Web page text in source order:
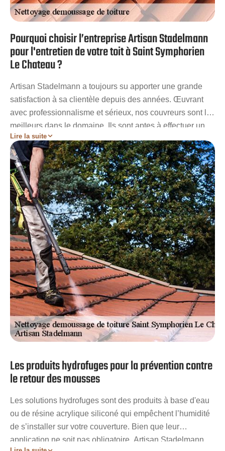
Pourquoi choisir l’entreprise Artisan Stadelmann
pour l'entretien de votre toit à Saint Symphorien
Le Chateau ?
Artisan Stadelmann a toujours su apporter une grande
satisfaction à sa clientèle depuis des années. Œuvrant
avec professionnalisme et sérieux, nos couvreurs sont les
meilleurs dans le domaine. Ils sont aptes à effectuer un
travail de main de maître pour que votre toit soit propre et
impeccable. Nous savons adapter chaque méthode de
nettoyage en fonction du type de revêtement tout en
utilisant des outils de nettoyage efficaces. Nous veillons
également à ce que votre chantier reste propre à la fin
des travaux d’entretien.
Lire la suite
Les produits hydrofuges pour la prévention contre
le retour des mousses
Les solutions hydrofuges sont des produits à base d'eau
ou de résine acrylique siliconé qui empêchent l’humidité
de s’installer sur votre couverture. Bien que leur
application ne soit pas obligatoire, Artisan Stadelmann